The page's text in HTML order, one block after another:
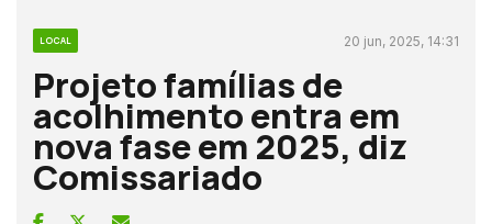
LOCAL 20 jun, 2025, 14:31
Projeto famílias de
acolhimento entra em
nova fase em 2025, diz
Comissariado